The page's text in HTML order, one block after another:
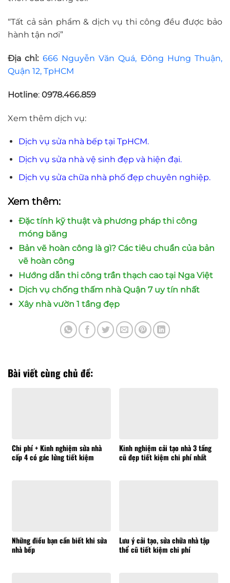
“Tất cả sản phẩm & dịch vụ thi công đều được bảo
hành tận nơi”
Địa chỉ: 666 Nguyễn Văn Quá, Đông Hưng Thuận,
Quận 12, TpHCM
Hotline: 0978.466.859
Xem thêm dịch vụ:
Dịch vụ sửa nhà bếp tại TpHCM.
Dịch vụ sửa nhà vệ sinh đẹp và hiện đại.
Dịch vụ sửa chữa nhà phố đẹp chuyên nghiệp.
Xem thêm:
Đặc tính kỹ thuật và phương pháp thi công
móng băng
Bản vẽ hoàn công là gì? Các tiêu chuẩn của bản
vẽ hoàn công
Hướng dẫn thi công trần thạch cao tại Nga Việt
Dịch vụ chống thấm nhà Quận 7 uy tín nhất
Xây nhà vườn 1 tầng đẹp
Bài viết cùng chủ đề:
Chi phí + Kinh nghiệm sửa nhà
cấp 4 có gác lửng tiết kiệm
Kinh nghiệm cải tạo nhà 3 tầng
cũ đẹp tiết kiệm chi phí nhất
Những điều bạn cần biết khi sửa
nhà bếp
Lưu ý cải tạo, sửa chữa nhà tập
thể cũ tiết kiệm chi phí